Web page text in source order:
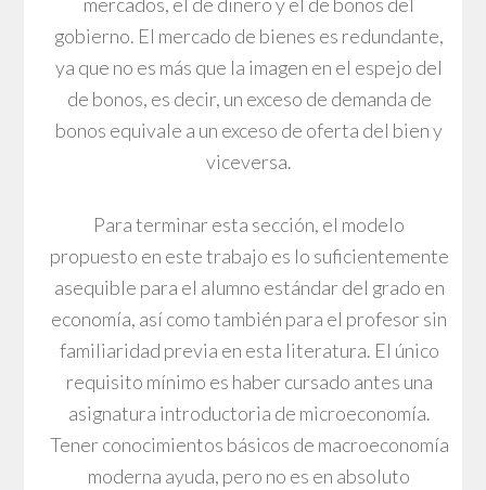
gobierno. El mercado de bienes es redundante,
ya que no es más que la imagen en el espejo del
de bonos, es decir, un exceso de demanda de
bonos equivale a un exceso de oferta del bien y
viceversa.
Para terminar esta sección, el modelo
propuesto en este trabajo es lo suficientemente
asequible para el alumno estándar del grado en
economía, así como también para el profesor sin
familiaridad previa en esta literatura. El único
requisito mínimo es haber cursado antes una
asignatura introductoria de microeconomía.
Tener conocimientos básicos de macroeconomía
moderna ayuda, pero no es en absoluto